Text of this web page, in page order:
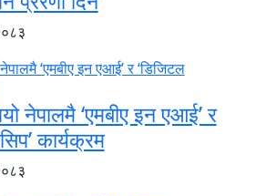
नेपालमै ‘एमबीए इन एआई’ र
कार्यक्रम